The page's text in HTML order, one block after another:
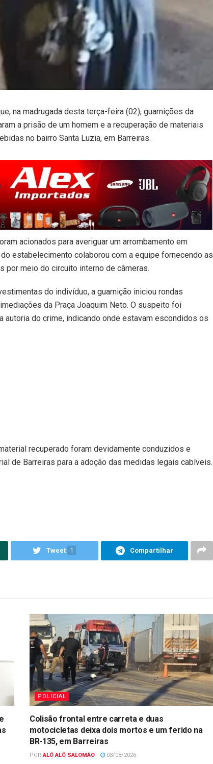
na madrugada desta terça-feira (02), guarnições da
a prisão de um homem e a recuperação de materiais
no bairro Santa Luzia, em Barreiras.
acionados para averiguar um arrombamento em
estabelecimento colaborou com a equipe fornecendo as
por meio do circuito interno de câmeras.
do indivíduo, a guarnição iniciou rondas
da Praça Joaquim Neto. O suspeito foi
autoria do crime, indicando onde estavam escondidos os
recuperado foram devidamente conduzidos e
de Barreiras para a adoção das medidas legais cabíveis.
Tweet 1 Compartilhar
POLICIAL
Colisão frontal entre carreta e duas
motocicletas deixa dois mortos e um ferido na
BR-135, em Barreiras
POR ALÔ ALÔ SALOMÃO 03/08/2026